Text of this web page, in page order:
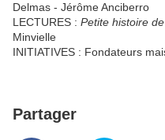
Delmas - Jérôme Anciberro
LECTURES : Petite histoire
Minvielle
INITIATIVES : Fondateurs
Partager